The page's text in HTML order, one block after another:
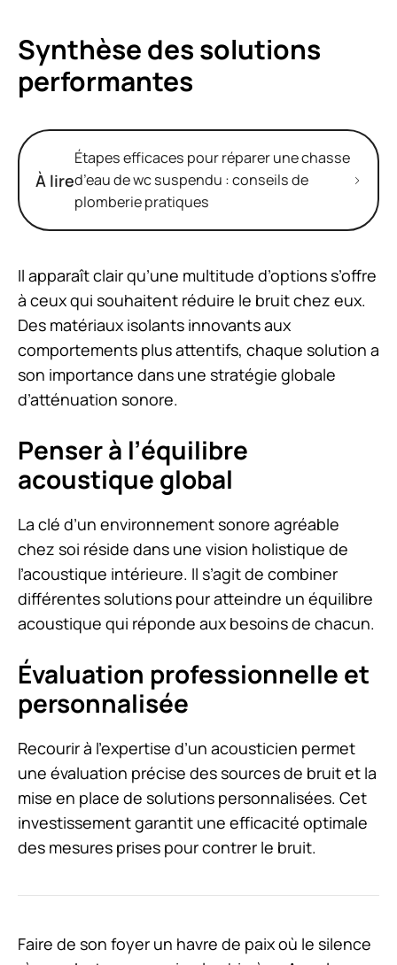
Synthèse des solutions
performantes
À lire
Étapes efficaces pour réparer une chasse
d’eau de wc suspendu : conseils de
plomberie pratiques
Il apparaît clair qu’une multitude d’options s’offre
à ceux qui souhaitent réduire le bruit chez eux.
Des matériaux isolants innovants aux
comportements plus attentifs, chaque solution a
son importance dans une stratégie globale
d’atténuation sonore.
Penser à l’équilibre
acoustique global
La clé d’un environnement sonore agréable
chez soi réside dans une vision holistique de
l’acoustique intérieure. Il s’agit de combiner
différentes solutions pour atteindre un équilibre
acoustique qui réponde aux besoins de chacun.
Évaluation professionnelle et
personnalisée
Recourir à l’expertise d’un acousticien permet
une évaluation précise des sources de bruit et la
mise en place de solutions personnalisées. Cet
investissement garantit une efficacité optimale
des mesures prises pour contrer le bruit.
Faire de son foyer un havre de paix où le silence